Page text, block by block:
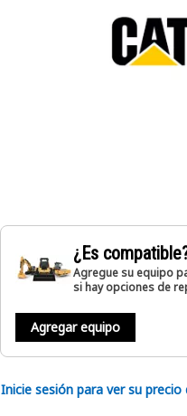
¿Es
Agregue su equipo
si hay opciones de
Agregar equipo
Inicie sesión para ver su precio